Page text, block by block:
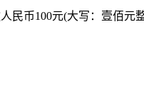
民币100元(大写：壹佰元